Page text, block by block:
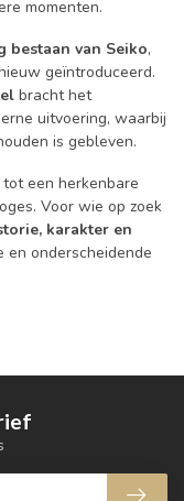
momenten.
bestaan van Seiko,
geïntroduceerd.
bracht het
uitvoering, waarbij
is gebleven.
een herkenbare
Voor wie op zoek
karakter en
en onderscheidende